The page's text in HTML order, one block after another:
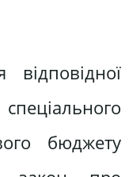
бюджету